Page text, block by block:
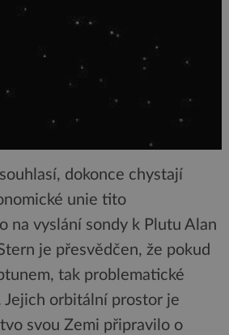
dokonce chystají
unie tito
na vyslání sondy k Plutu Alan
je přesvědčen, že pokud
tak problematické
Jejich orbitální prostor je
svou Zemi připravilo o